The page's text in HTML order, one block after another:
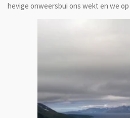
hevige onweersbui ons wekt en we op